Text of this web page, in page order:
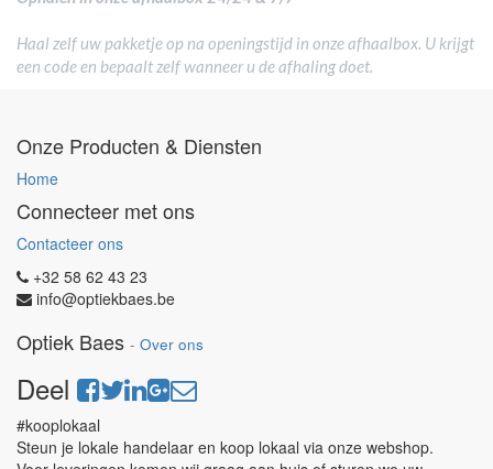
Haal zelf uw pakketje op na openingstijd in onze afhaalbox. U krijgt
een code en bepaalt zelf wanneer u de afhaling doet.
Onze Producten & Diensten
Home
Connecteer met ons
Contacteer ons
+32 58 62 43 23
info@optiekbaes.be
Optiek Baes - Over ons
Deel
#kooplokaal
Steun je lokale handelaar en koop lokaal via onze webshop.